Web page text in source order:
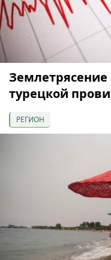
турецкой
РЕГИОН